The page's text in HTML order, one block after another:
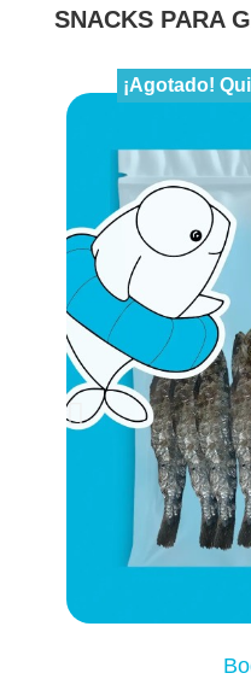
SNACKS PARA
¡Agotado!